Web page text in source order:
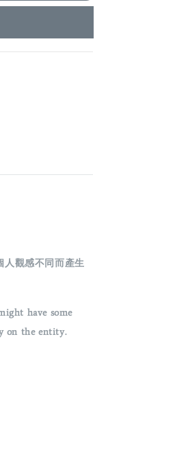
人觀感不同而產生
have some
on the entity.